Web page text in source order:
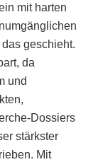
mit harten
geschieht.
da
und
Dossiers
stärkster
Mit